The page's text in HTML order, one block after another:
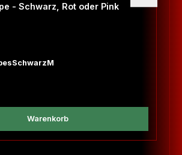
- Schwarz, Rot oder Pink
Warenkorb